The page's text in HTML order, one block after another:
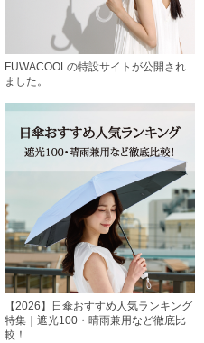
FUWACOOLの特設サイトが公開され
ました。
【2026】日傘おすすめ人気ランキング
特集｜遮光100・晴雨兼用など徹底比
較！